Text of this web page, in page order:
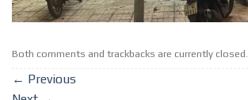
Both comments and trackbacks are currently closed.
← Previous